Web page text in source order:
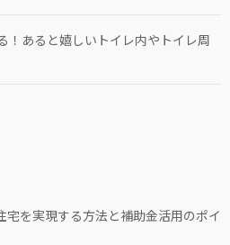
！あると嬉しいトイレ内やトイレ周
宅を実現する方法と補助金活用のポイ